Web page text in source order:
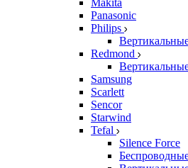
Makita
Panasonic
Philips
Redmond
Samsung
Scarlett
Sencor
Starwind
Tefal
Silence Force